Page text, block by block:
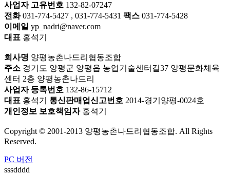
사업자 고유번호 132-82-07247
전화031-774-5427 , 031-774-5431 팩스 031-774-5428
이메일 yp_nadri@naver.com
대표 홍석기
회사명 양평농촌나드리협동조합
주소 경기도 양평군 양평읍 농업기술센터길37 양평문화체육
센터 2층 양평농촌나드리
사업자 등록번호 132-86-15712
대표 홍석기 통신판매업신고번호 2014-경기양평-0024호
개인정보 보호책임자홍석기
Copyright © 2001-2013 양평농촌나드리협동조합. All Rights
Reserved.
PC 버전
sssdddd